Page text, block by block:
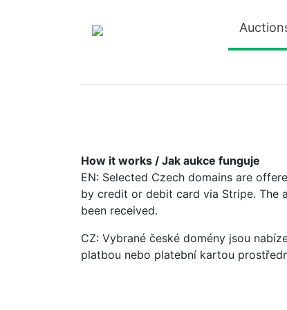
How it works / Jak aukce funguje
EN: Selected Czech domains are
by credit or debit card via Stripe. The
been received.
CZ: Vybrané české domény jsou
platbou nebo platební kartou